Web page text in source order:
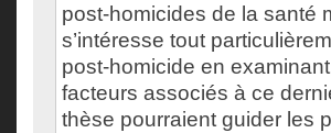
post-homicides de la santé
s’intéresse tout
post-homicide en
facteurs associés à ce
thèse pourraient guider les